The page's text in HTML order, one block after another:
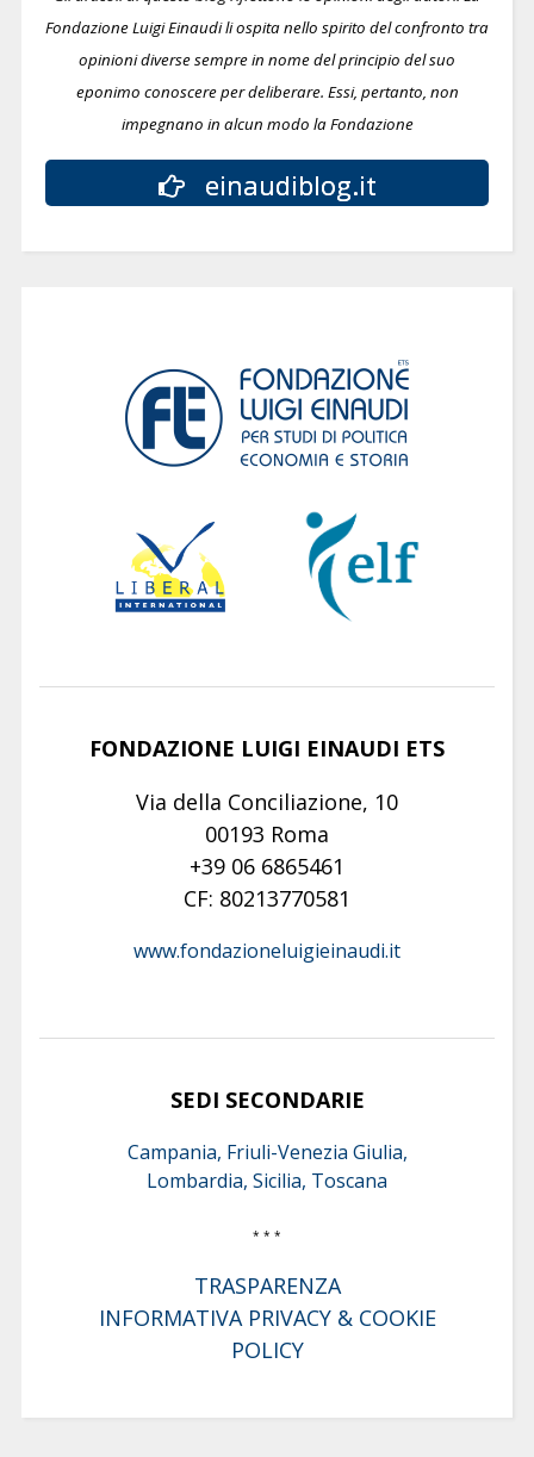
Fondazione Luigi Einaudi li ospita nello spirito del confronto tra
opinioni diverse sempre in nome del principio del suo
eponimo conoscere per deliberare. Essi, pertanto, non
impegnano in alcun modo la Fondazione
einaudiblog.it
FONDAZIONE LUIGI EINAUDI ETS
Via della Conciliazione, 10
00193 Roma
+39 06 6865461
CF: 80213770581
www.fondazioneluigieinaudi.it
SEDI SECONDARIE
Campania, Friuli-Venezia Giulia,
Lombardia, Sicilia, Toscana
* * *
TRASPARENZA
INFORMATIVA PRIVACY & COOKIE
POLICY